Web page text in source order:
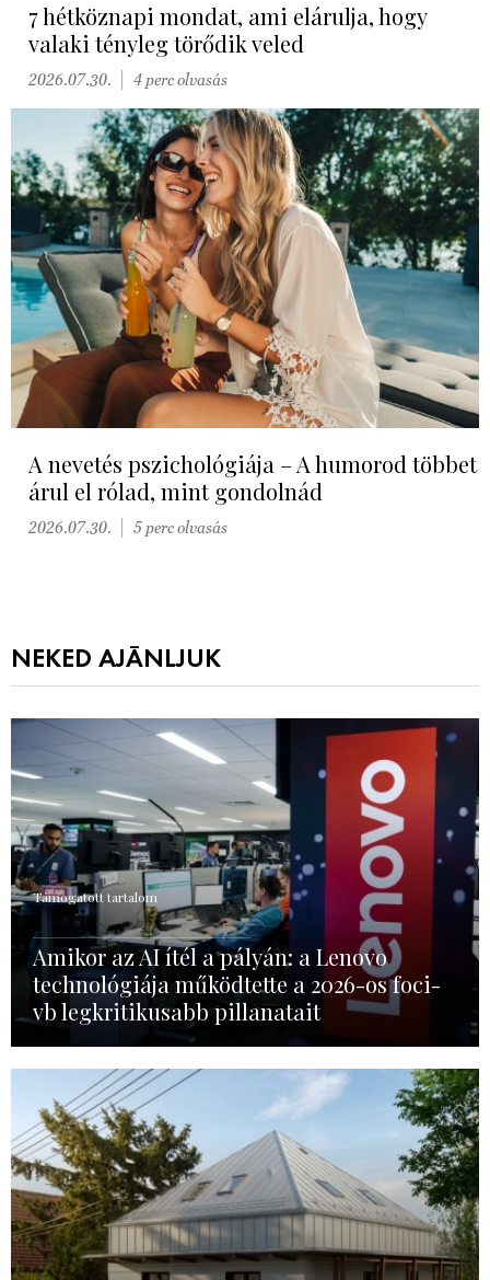
7 hétköznapi mondat, ami elárulja, hogy
valaki tényleg törődik veled
2026.07.30. 4 perc olvasás
A nevetés pszichológiája – A humorod többet
árul el rólad, mint gondolnád
2026.07.30. 5 perc olvasás
NEKED AJÁNLJUK
Támogatott tartalom
Amikor az AI ítél a pályán: a Lenovo
technológiája működtette a 2026-os foci-
vb legkritikusabb pillanatait